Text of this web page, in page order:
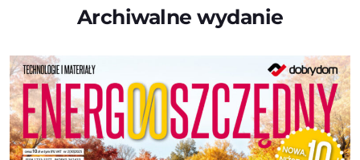
Archiwalne wydanie